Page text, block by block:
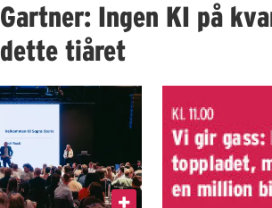
Gartner: Ingen KI på
dette tiåret